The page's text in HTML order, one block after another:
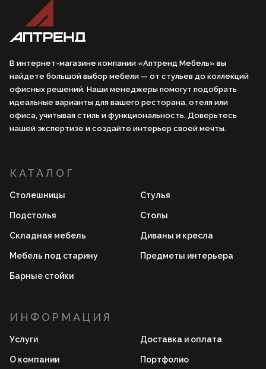
В интернет-магазине компании «Аптренд Мебель» вы
найдете большой выбор мебели — от стульев до коллекций
офисных решений. Наши менеджеры помогут подобрать
идеальные варианты для вашего ресторана, отеля или
офиса, учитывая стиль и функциональность. Доверьтесь
нашей экспертизе и создайте интерьер своей мечты.
КАТАЛОГ
Столешницы Стулья
Подстолья Столы
Складная мебель Диваны и кресла
Мебель под старину Предметы интерьера
Барные стойки
ИНФОРМАЦИЯ
Услуги Доставка и оплата
О компании Портфолио